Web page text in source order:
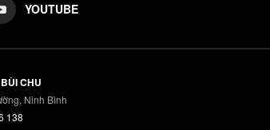
YOUTUBE
CHU
Ninh Bình
138